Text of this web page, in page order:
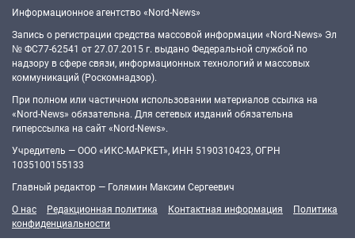
Информационное агентство «Nord-News»
Запись о регистрации средства массовой информации «Nord-News» Эл
№ ФС77-62541 от 27.07.2015 г. выдано Федеральной службой по
надзору в сфере связи, информационных технологий и массовых
коммуникаций (Роскомнадзор).
При полном или частичном использовании материалов ссылка на
«Nord-News» обязательна. Для сетевых изданий обязательна
гиперссылка на сайт «Nord-News».
Учредитель — ООО «ИКС-МАРКЕТ», ИНН 5190310423, ОГРН
1035100155133
Главный редактор — Голямин Максим Сергеевич
О нас
Редакционная политика Контактная информация
Политика
конфиденциальности